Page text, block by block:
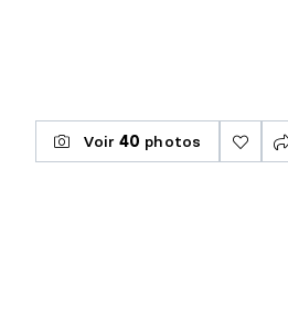
Voir 40 photos